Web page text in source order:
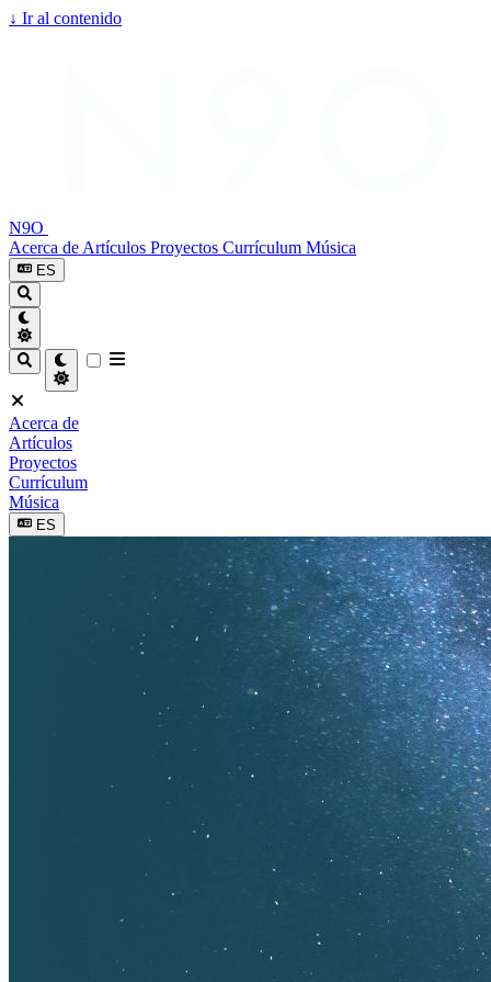
↓ Ir al contenido
N9O
Acerca de Artículos Proyectos Currículum Música
ES
Acerca de
Artículos
Proyectos
Currículum
Música
ES